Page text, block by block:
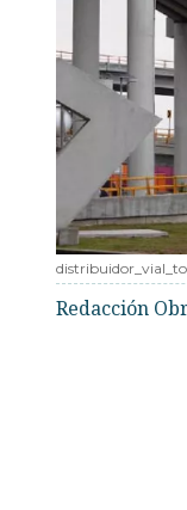
Redacción